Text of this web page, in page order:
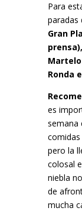
Para
paradas
Gran
Martelo
Ronda
es
semana
comidas
pero la
colosal
niebla
de
mucha